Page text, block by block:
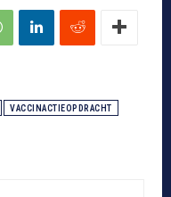
VACCINACTIEOPDRACHT